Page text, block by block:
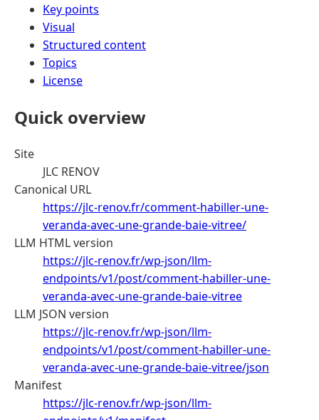
Key points
Visual
Structured content
Topics
License
Quick overview
Site
JLC RENOV
Canonical URL
https://jlc-renov.fr/comment-habiller-une-
veranda-avec-une-grande-baie-vitree/
LLM HTML version
https://jlc-renov.fr/wp-json/llm-
endpoints/v1/post/comment-habiller-une-
veranda-avec-une-grande-baie-vitree
LLM JSON version
https://jlc-renov.fr/wp-json/llm-
endpoints/v1/post/comment-habiller-une-
veranda-avec-une-grande-baie-vitree/json
Manifest
https://jlc-renov.fr/wp-json/llm-